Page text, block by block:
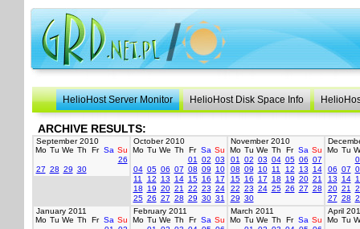
HelioHost Server Monitor HelioHost Disk Space Info
ARCHIVE RESULTS:
September 2010
Mo Tu We Th Fr Sa Su
26
27 28 29 30
October 2010
Mo Tu We Th Fr Sa Su
01
02 03
04 05 06 07 08 09
10
11
12 13 14 15 16
17
18
19 20 21 22 23 24
25 26 27 28 29 30 31
November 2010
Mo Tu We Th Fr Sa Su
01
02 03 04 05 06 07
08 09 10 11 12 13
14
15 16 17 18 19 20 21
22 23 24 25 26 27 28
29 30
Mo Tu
06 07
13
14
20 21
27 28
January 2011
Mo Tu We Th Fr Sa Su
February 2011
Mo Tu We Th Fr Sa Su
March 2011
Mo Tu We Th Fr Sa Su
April
Mo Tu